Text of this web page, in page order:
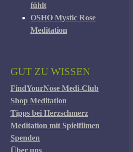
fühlt
OSHO Mystic Rose
Meditation
GUT ZU WISSEN
FindYourNose Medi-Club
Shop Meditation
Tipps bei Herzschmerz
Meditation mit Spielfilmen
Spenden
Über uns